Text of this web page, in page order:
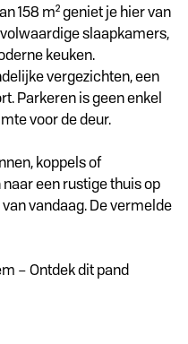
158 m² geniet je hier van
slaapkamers,
keuken.
vergezichten, een
Parkeren is geen enkel
voor de deur.
koppels of
een rustige thuis op
vandaag. De vermelde
– Ontdek dit pand